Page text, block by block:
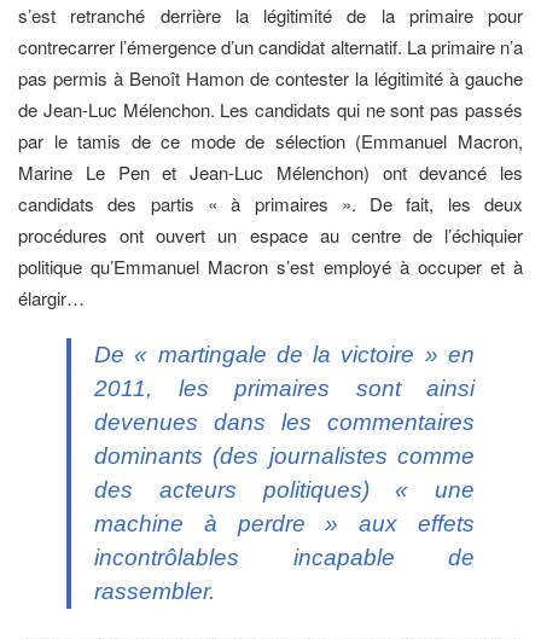
s’est retranché derrière la légitimité de la primaire pour
contrecarrer l’émergence d’un candidat alternatif. La primaire n’a
pas permis à Benoît Hamon de contester la légitimité à gauche
de Jean-Luc Mélenchon. Les candidats qui ne sont pas passés
par le tamis de ce mode de sélection (Emmanuel Macron,
Marine Le Pen et Jean-Luc Mélenchon) ont devancé les
candidats des partis « à primaires ». De fait, les deux
procédures ont ouvert un espace au centre de l’échiquier
politique qu’Emmanuel Macron s’est employé à occuper et à
élargir…
De « martingale de la victoire » en
2011, les primaires sont ainsi
devenues dans les commentaires
dominants (des journalistes comme
des acteurs politiques) « une
machine à perdre » aux effets
incontrôlables incapable de
rassembler.